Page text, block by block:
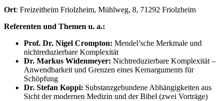
Ort: Freizeitheim Friolzheim, Mühlweg, 8, 71292 Friolzheim
Referenten und Themen u. a.:
Prof. Dr. Nigel Crompton: Mendel’sche Merkmale und
nichtreduzierbare Komplexität
Dr. Markus Widenmeyer: Nichtreduzierbare Komplexität –
Anwendbarkeit und Grenzen eines Kernarguments für
Schöpfung
Dr. Stefan Koppi: Substanzgebundene Abhängigkeiten aus
Sicht der modernen Medizin und der Bibel (zwei Vorträge)